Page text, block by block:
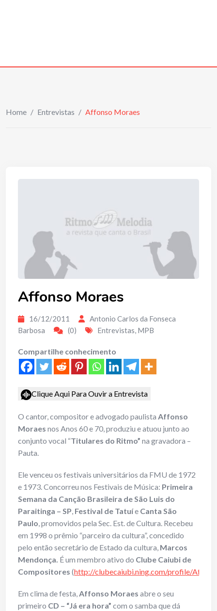
Home / Entrevistas / Affonso Moraes
Affonso Moraes
16/12/2011
Antonio Carlos da Fonseca
Barbosa
(0) Entrevistas, MPB
Compartilhe conhecimento
Clique Aqui Para Ouvir a Entrevista
O cantor, compositor e advogado paulista Affonso
Moraes nos Anos 60 e 70, produziu e atuou junto ao
conjunto vocal “Titulares do Ritmo” na gravadora –
Pauta.
Ele venceu os festivais universitários da FMU de 1972
e 1973. Concorreu nos Festivais de Música: Primeira
Semana da Canção Brasileira de São Luis do
Paraitinga – SP, Festival de Tatuíe Canta São
Paulo, promovidos pela Sec. Est. de Cultura. Recebeu
em 1998 o prêmio “parceiro da cultura”, concedido
pelo então secretário de Estado da cultura, Marcos
Mendonça. É um membro ativo do Clube Caiubi de
Compositores (http://clubecaiubi.ning.com/profile/
Em clima de festa,Affonso Moraes abre o seu
primeiro CD – “Já era hora” com o samba que dá